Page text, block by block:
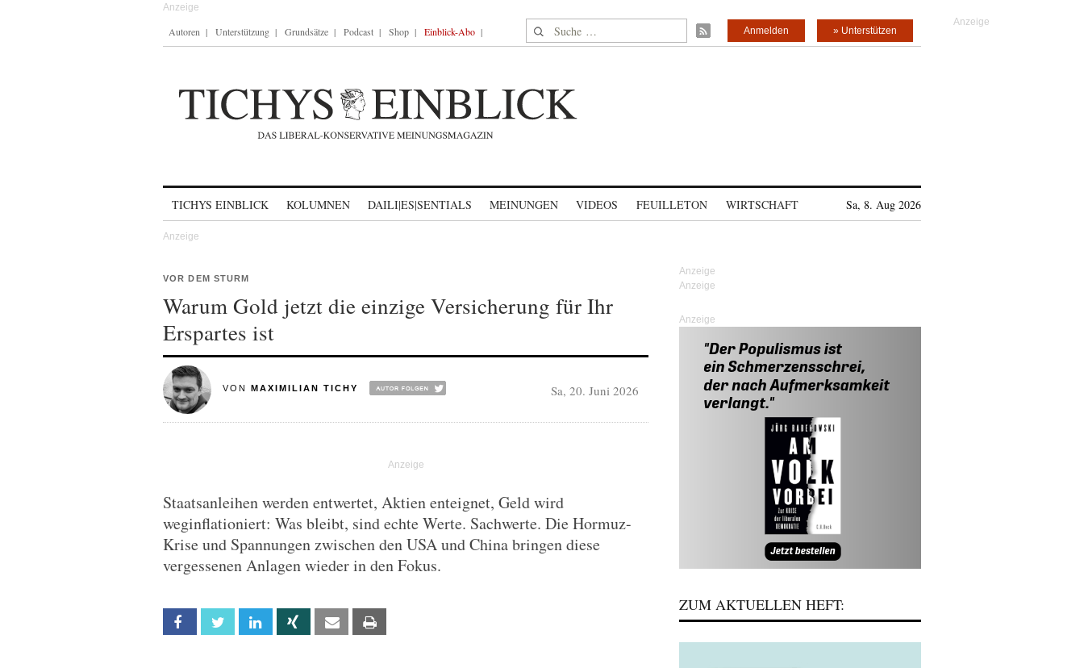
Autoren Unterstützung Grundsätze Podcast Shop Einblick-Abo Suche nach: » Unterstützen
Anmelden
TICHYS EINBLICK KOLUMNEN DAILI|ES|SENTIALS MEINUNGEN VIDEOS FEUILLETON WIRTSCHAFT Sa, 8. Aug 2026
VOR DEM STURM
Warum Gold jetzt die einzige Versicherung für Ihr
Erspartes ist
VON MAXIMILIAN TICHY Sa, 20. Juni 2026
Staatsanleihen werden entwertet, Aktien enteignet, Geld wird
weginflationiert: Was bleibt, sind echte Werte. Sachwerte. Die Hormuz-
Krise und Spannungen zwischen den USA und China bringen diese
vergessenen Anlagen wieder in den Fokus.
Facebook Twitter Linkedin Xing Email
Anzeige
ZUM AKTUELLEN HEFT: